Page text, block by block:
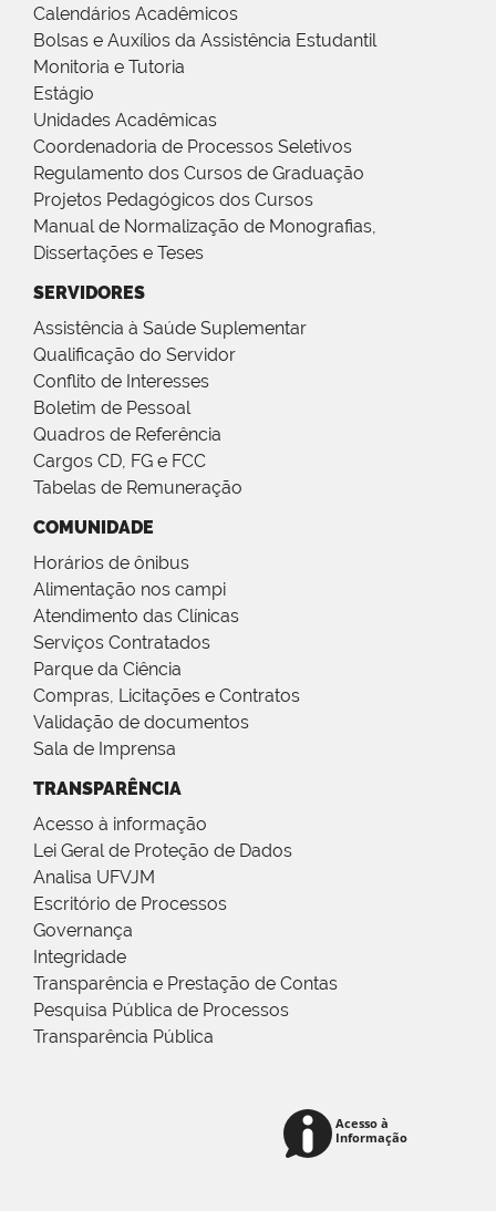
Calendários Acadêmicos
Bolsas e Auxílios da Assistência Estudantil
Monitoria e Tutoria
Estágio
Unidades Acadêmicas
Coordenadoria de Processos Seletivos
Regulamento dos Cursos de Graduação
Projetos Pedagógicos dos Cursos
Manual de Normalização de Monografias,
Dissertações e Teses
SERVIDORES
Assistência à Saúde Suplementar
Qualificação do Servidor
Conflito de Interesses
Boletim de Pessoal
Quadros de Referência
Cargos CD, FG e FCC
Tabelas de Remuneração
COMUNIDADE
Horários de ônibus
Alimentação nos campi
Atendimento das Clínicas
Serviços Contratados
Parque da Ciência
Compras, Licitações e Contratos
Validação de documentos
Sala de Imprensa
TRANSPARÊNCIA
Acesso à informação
Lei Geral de Proteção de Dados
Analisa UFVJM
Escritório de Processos
Governança
Integridade
Transparência e Prestação de Contas
Pesquisa Pública de Processos
Transparência Pública